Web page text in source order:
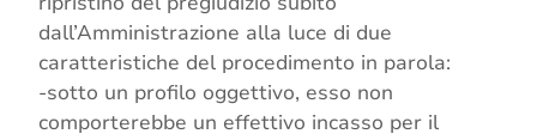
dall’Amministrazione alla luce di due
caratteristiche del procedimento in parola:
-sotto un profilo oggettivo, esso non
comporterebbe un effettivo incasso per il